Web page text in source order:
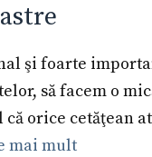
şi foarte
să facem o
orice cetăţean
mai mult